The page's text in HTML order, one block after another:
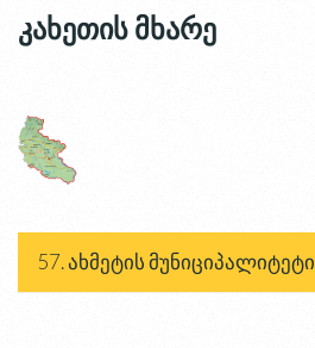
კახეთის მხარე
57. ახმეტის მუნიციპალიტეტი